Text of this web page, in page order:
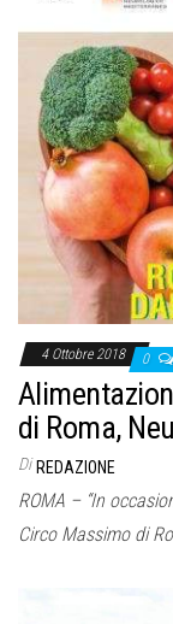
4 Ottobre 2018 0
di Roma,
Di REDAZIONE
ROMA – “In
Circo Massimo di